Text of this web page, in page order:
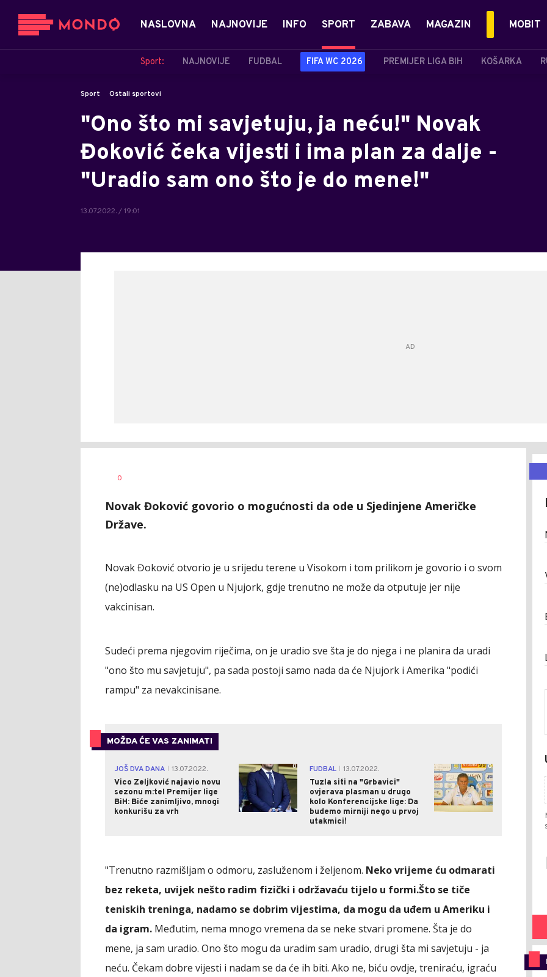
NASLOVNA NAJNOVIJE INFO SPORT
Sport: NAJNOVIJE FUDBAL FIFA WC 2026 PREMIJER LIGA BIH KOŠARKA
ZABAVA MAGAZIN MOBIT
Sport Ostali sportovi
"Ono što mi savjetuju, ja neću!" Novak
Đoković čeka vijesti i ima plan za dalje -
"Uradio sam ono što je do mene!"
13.07.2022. / 19:01
AUTOR
0
Novak Đoković govorio o mogućnosti da ode u Sjedinjene Američke
Države.
Novak Đoković otvorio je u srijedu terene u Visokom i tom prilikom je govorio i o svom
(ne)odlasku na US Open u Njujork, gdje trenutno ne može da otputuje jer nije
vakcinisan.
Sudeći prema njegovim riječima, on je uradio sve šta je do njega i ne planira da uradi
"ono što mu savjetuju", pa sada postoji samo nada da će Njujork i Amerika "podići
rampu" za nevakcinisane.
MOŽDA ĆE VAS ZANIMATI
JOŠ DVA DANA
13.07.2022.
Vico Zeljković najavio novu
sezonu m:tel Premijer lige
BiH: Biće zanimljivo, mnogi
konkurišu za vrh
0 FUDBAL
13.07.2022.
Tuzla siti na "Grbavici"
ovjerava plasman u drugo
kolo Konferencijske lige: Da
budemo mirniji nego u prvoj
utakmici!
0
"Trenutno razmišljam o odmoru, zasluženom i željenom. Neko vrijeme ću odmarati
bez reketa, uvijek nešto radim fizički i održavaću tijelo u formi.Što se tiče
teniskih treninga, nadamo se dobrim vijestima, da mogu da uđem u Ameriku i
da igram. Međutim, nema mnogo vremena da se neke stvari promene. Šta je do
mene, ja sam uradio. Ono što mogu da uradim sam uradio, drugi šta mi savjetuju - ja
neću. Čekam dobre vijesti i nadam se da će ih biti. Ako ne, biću ovdje, treniraću, igraću